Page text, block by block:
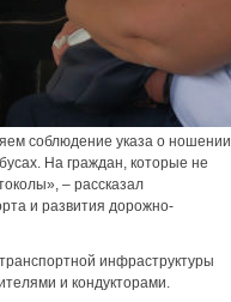
соблюдение указа о ношении
На граждан, которые не
– рассказал
и развития дорожно-
инфраструктуры
и кондукторами.